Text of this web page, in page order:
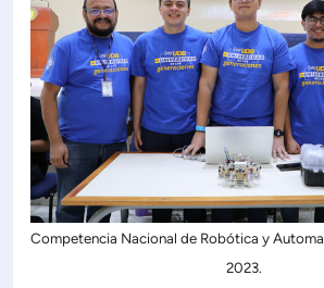
Competencia Nacional de Robótica y
2023.